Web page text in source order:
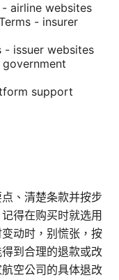
airline websites
- insurer
- issuer websites
support
、清楚条款并按步
得在购买时就选用
动时，别慌张，按
到合理的退款或改
空公司的具体退改